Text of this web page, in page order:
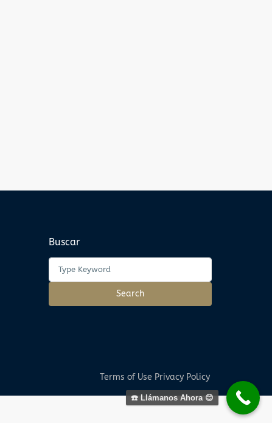
Buscar
for:
Search
Terms of Use Privacy Policy
☎️ Llámanos Ahora 😊